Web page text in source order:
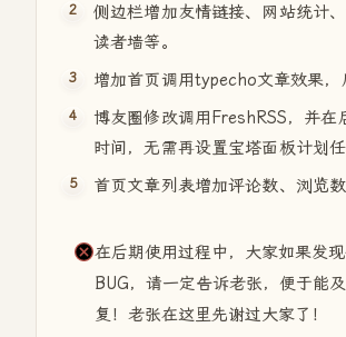
侧边栏增加友情链接、网站统计、
读者墙等。
增加首页调用typecho文章效果，
博友圈修改调用FreshRSS，并在
时间，无需再设置宝塔面板计划任
首页文章列表增加评论数、浏览数
在后期使用过程中，大家如果发
BUG，请一定告诉老张，便于能
复！老张在这里先谢过大家了！